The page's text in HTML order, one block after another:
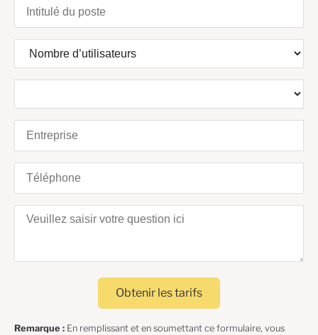
Obtenir les tarifs
Remarque : En remplissant et en soumettant ce formulaire, vous